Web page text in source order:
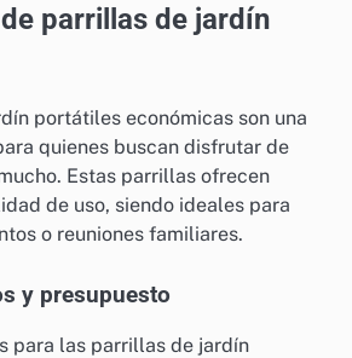
parrillas de jardín
portátiles económicas son una
quienes buscan disfrutar de
Estas parrillas ofrecen
de uso, siendo ideales para
o reuniones familiares.
y presupuesto
para las parrillas de jardín